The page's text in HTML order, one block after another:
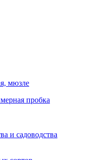
мюзле
пробка
и садоводства